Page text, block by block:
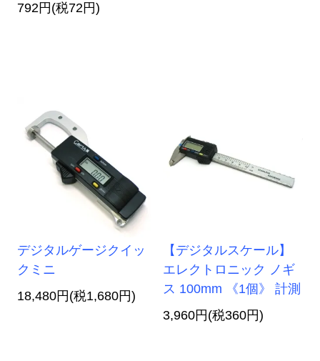
792円(税72円)
デジタルゲージクイッ
クミニ
18,480円(税1,680円)
【デジタルスケール】
エレクトロニック ノギ
ス 100mm 《1個》 計測
3,960円(税360円)